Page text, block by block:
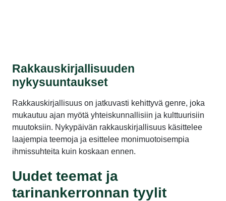
Rakkauskirjallisuuden
nykysuuntaukset
Rakkauskirjallisuus on jatkuvasti kehittyvä genre, joka
mukautuu ajan myötä yhteiskunnallisiin ja kulttuurisiin
muutoksiin. Nykypäivän rakkauskirjallisuus käsittelee
laajempia teemoja ja esittelee monimuotoisempia
ihmissuhteita kuin koskaan ennen.
Uudet teemat ja
tarinankerronnan tyylit